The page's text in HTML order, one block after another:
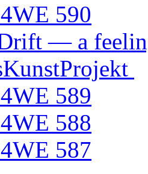
590
— a
589
588
587